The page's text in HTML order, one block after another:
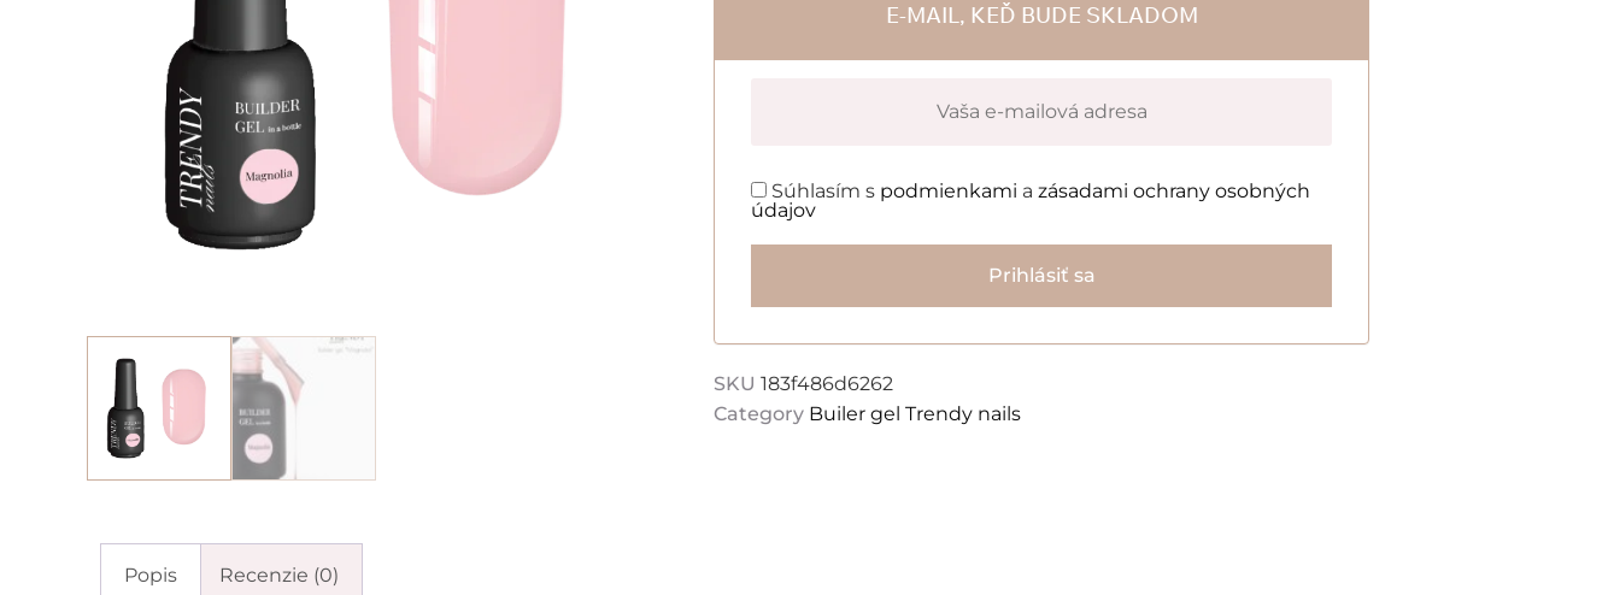
E-MAIL, KEĎ BUDE SKLADOM
Súhlasím s podmienkami a zásadami ochrany osobných
údajov
Prihlásiť sa
SKU 183f486d6262
Category Builer gel Trendy nails
Popis Recenzie (0)